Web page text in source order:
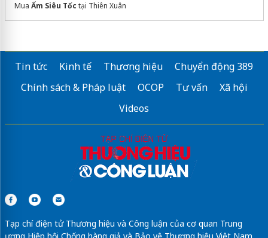
Mua Ấm Siêu Tốc tại Thiên Xuân
Tin tức Kinh tế Thương hiệu
Chuyển động 389
Chính sách & Pháp luật
OCOP Tư vấn
Xã hội
Videos
Tạp chí điện tử Thương hiệu và Công luận của cơ quan Trung